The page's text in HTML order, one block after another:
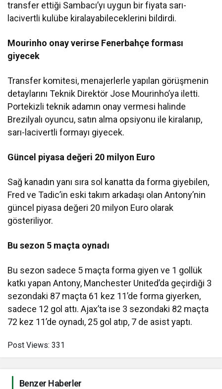
transfer ettiği Sambacı’yı uygun bir fiyata sarı-
lacivertli kulübe kiralayabileceklerini bildirdi.
Mourinho onay verirse Fenerbahçe forması
giyecek
Transfer komitesi, menajerlerle yapılan görüşmenin
detaylarını Teknik Direktör Jose Mourinho’ya iletti.
Portekizli teknik adamın onay vermesi halinde
Brezilyalı oyuncu, satın alma opsiyonu ile kiralanıp,
sarı-lacivertli formayı giyecek.
Güncel piyasa değeri 20 milyon Euro
Sağ kanadın yanı sıra sol kanatta da forma giyebilen,
Fred ve Tadic’in eski takım arkadaşı olan Antony’nin
güncel piyasa değeri 20 milyon Euro olarak
gösteriliyor.
Bu sezon 5 maçta oynadı
Bu sezon sadece 5 maçta forma giyen ve 1 gollük
katkı yapan Antony, Manchester United’da geçirdiği 3
sezondaki 87 maçta 61 kez 11’de forma giyerken,
sadece 12 gol attı. Ajax’ta ise 3 sezondaki 82 maçta
72 kez 11’de oynadı, 25 gol atıp, 7 de asist yaptı.
Post Views: 331
Benzer Haberler